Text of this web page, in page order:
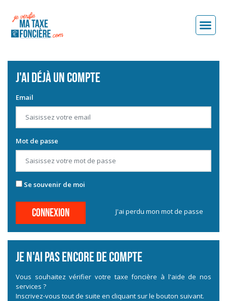
J'ai déjà un compte
Email
Mot de passe
Se souvenir de moi
Connexion J'ai perdu mon mot de passe
Je n'ai pas encore de compte
Vous souhaitez vérifier votre taxe foncière à l'aide de nos
services ?
Inscrivez-vous tout de suite en cliquant sur le bouton suivant.